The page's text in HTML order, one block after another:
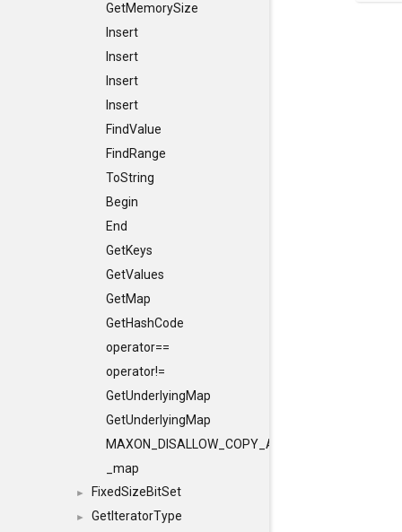
GetMemorySize
Insert
Insert
Insert
Insert
FindValue
FindRange
ToString
Begin
End
GetKeys
GetValues
GetMap
GetHashCode
operator==
operator!=
GetUnderlyingMap
GetUnderlyingMap
MAXON_DISALLOW_COPY_AND_ASSIGN
_map
► FixedSizeBitSet
► GetIteratorType